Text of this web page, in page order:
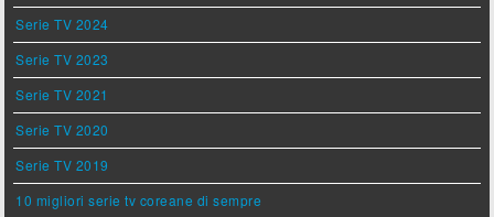
Serie TV 2024
Serie TV 2023
Serie TV 2021
Serie TV 2020
Serie TV 2019
10 migliori serie tv coreane di sempre